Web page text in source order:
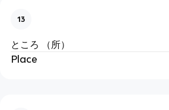
13
ところ （所）
Place